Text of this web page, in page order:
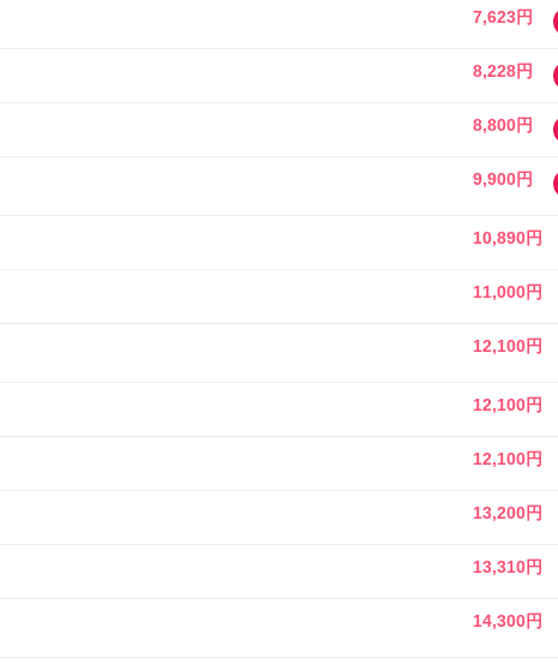
7,623円
8,228円
8,800円
9,900円
10,890円
11,000円
12,100円
12,100円
12,100円
13,200円
13,310円
14,300円